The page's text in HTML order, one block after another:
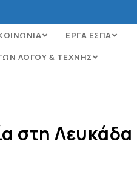
ΕΡΓΑ ΕΣΠΑ
ΛΟΓΟΥ & ΤΕΧΝΗΣ
στη Λευκάδα